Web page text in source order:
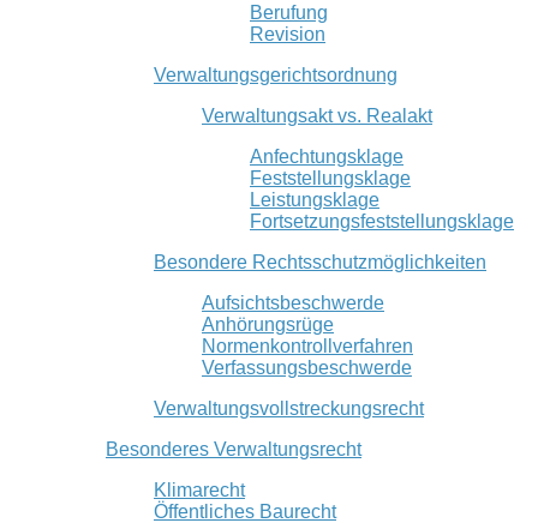
Berufung
Revision
Verwaltungsgerichtsordnung
Verwaltungsakt vs. Realakt
Anfechtungsklage
Feststellungsklage
Leistungsklage
Fortsetzungsfeststellungsklage
Besondere Rechtsschutzmöglichkeiten
Aufsichtsbeschwerde
Anhörungsrüge
Normenkontrollverfahren
Verfassungsbeschwerde
Verwaltungsvollstreckungsrecht
Besonderes Verwaltungsrecht
Klimarecht
Öffentliches Baurecht